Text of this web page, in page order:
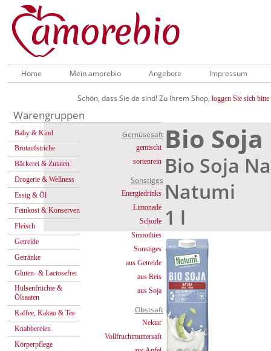
Home Mein amorebio Angebote Impressum
Schön, dass Sie da sind! Zu Ihrem Shop, loggen Sie sich bitte
Warengruppen
Baby & Kind
Brotaufstriche
Bäckerei & Zutaten
Drogerie & Wellness
Essig & Öl
Feinkost & Konserven
Fleisch
Getreide
Getränke
Gluten- & Lactosefrei
Hülsenfrüchte &
Ölsaaten
Kaffee, Kakao & Tee
Knabbereien
Körperpflege
Gemüsesaft
gemischt
sortenrein
Sonstiges
Energiedrinks
Limonade
Schorle
Smoothies
Sonstiges
aus Getreide
aus Reis
aus Soja
Obstsaft
Nektar
Vollfruchtmuttersaft
Bio
Bio Soja
Natumi
1 l